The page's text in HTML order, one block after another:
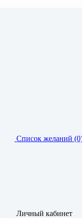
Список желаний
Личный кабинет